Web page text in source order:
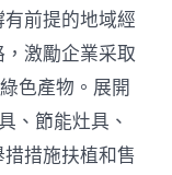
前提的地域經
激勵企業采取
色產物。展開
、節能灶具、
措施扶植和售